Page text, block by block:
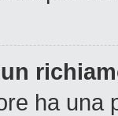
ha una